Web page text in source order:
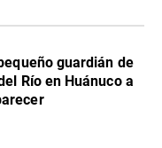
guardián de
Río en Huánuco a